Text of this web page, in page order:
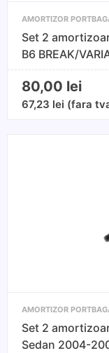
AMORTIZOR
Set 2
B6 BREAK/
80,00 lei
67,23 lei (fara
AMORTIZOR
Set 2
Sedan 2004-